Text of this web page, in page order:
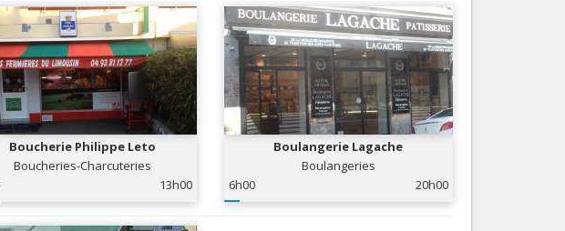
Boucherie Philippe Leto
Boucheries-Charcuteries
13h00
Boulangerie Lagache
Boulangeries
6h00
20h00